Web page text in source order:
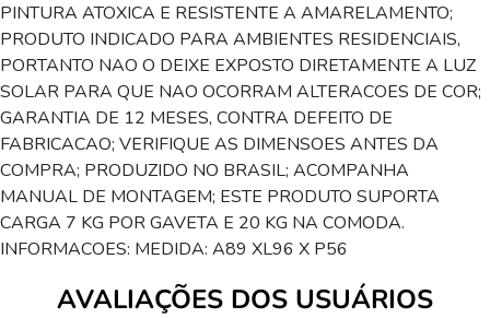
PINTURA ATOXICA E RESISTENTE A AMARELAMENTO;
PRODUTO INDICADO PARA AMBIENTES RESIDENCIAIS,
PORTANTO NAO O DEIXE EXPOSTO DIRETAMENTE A LUZ
SOLAR PARA QUE NAO OCORRAM ALTERACOES DE COR;
GARANTIA DE 12 MESES, CONTRA DEFEITO DE
FABRICACAO; VERIFIQUE AS DIMENSOES ANTES DA
COMPRA; PRODUZIDO NO BRASIL; ACOMPANHA
MANUAL DE MONTAGEM; ESTE PRODUTO SUPORTA
CARGA 7 KG POR GAVETA E 20 KG NA COMODA.
INFORMACOES: MEDIDA: A89 XL96 X P56
AVALIAÇÕES DOS USUÁRIOS